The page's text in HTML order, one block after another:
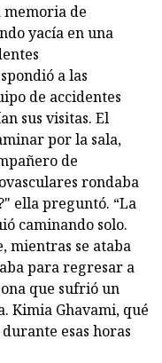
memoria de
yacía en una
a las
de accidentes
sus visitas. El
por la sala,
de
rondaba
ella preguntó. “La
caminando solo.
mientras se ataba
para regresar a
que sufrió un
Kimia Ghavami, qué
esas horas